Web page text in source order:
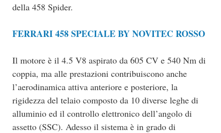
della 458 Spider.
FERRARI 458 SPECIALE BY NOVITEC ROSSO
Il motore è il 4.5 V8 aspirato da 605 CV e 540 Nm di
coppia, ma alle prestazioni contribuiscono anche
l’aerodinamica attiva anteriore e posteriore, la
rigidezza del telaio composto da 10 diverse leghe di
alluminio ed il controllo elettronico dell’angolo di
assetto (SSC). Adesso il sistema è in grado di